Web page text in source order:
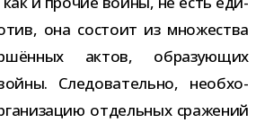
она состоит из мно­же­ства
актов, обра­зу­ю­щих
Следовательно, необ­хо­
отдель­ных сра­же­ний